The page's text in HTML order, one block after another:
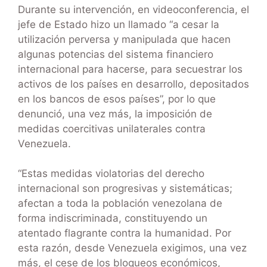
Durante su intervención, en videoconferencia, el
jefe de Estado hizo un llamado “a cesar la
utilización perversa y manipulada que hacen
algunas potencias del sistema financiero
internacional para hacerse, para secuestrar los
activos de los países en desarrollo, depositados
en los bancos de esos países”, por lo que
denunció, una vez más, la imposición de
medidas coercitivas unilaterales contra
Venezuela.
“Estas medidas violatorias del derecho
internacional son progresivas y sistemáticas;
afectan a toda la población venezolana de
forma indiscriminada, constituyendo un
atentado flagrante contra la humanidad. Por
esta razón, desde Venezuela exigimos, una vez
más, el cese de los bloqueos económicos,